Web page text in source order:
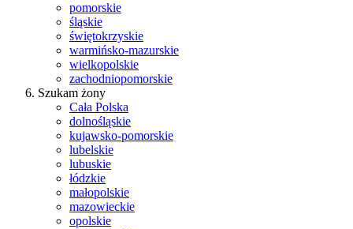
pomorskie
śląskie
świętokrzyskie
warmińsko-mazurskie
wielkopolskie
zachodniopomorskie
Szukam żony
Cała Polska
dolnośląskie
kujawsko-pomorskie
lubelskie
lubuskie
łódzkie
małopolskie
mazowieckie
opolskie